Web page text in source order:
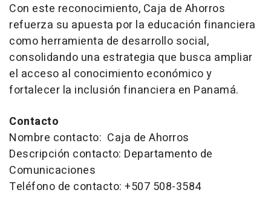
Con este reconocimiento, Caja de Ahorros
refuerza su apuesta por la educación financiera
como herramienta de desarrollo social,
consolidando una estrategia que busca ampliar
el acceso al conocimiento económico y
fortalecer la inclusión financiera en Panamá.
Contacto
Nombre contacto: Caja de Ahorros
Descripción contacto: Departamento de
Comunicaciones
Teléfono de contacto: +507 508-3584